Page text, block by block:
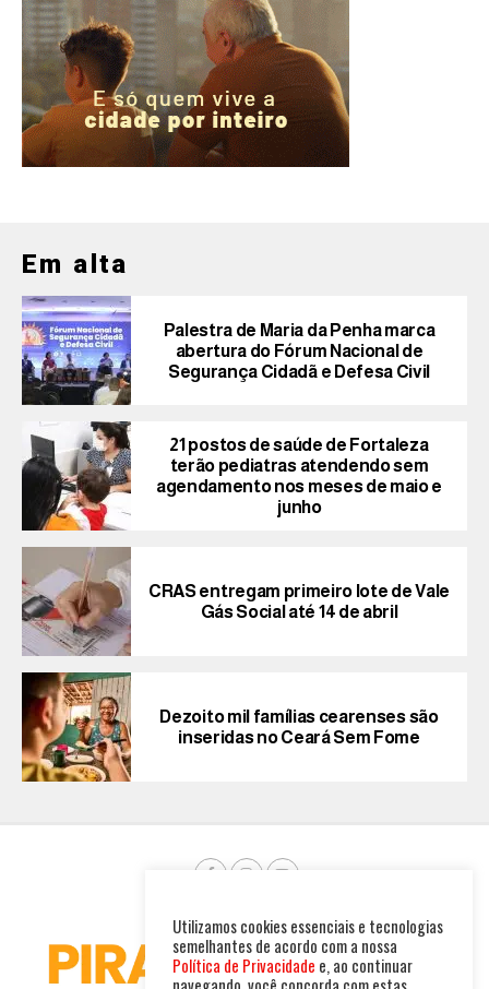
Em alta
Palestra de Maria da Penha marca
abertura do Fórum Nacional de
Segurança Cidadã e Defesa Civil
21 postos de saúde de Fortaleza
terão pediatras atendendo sem
agendamento nos meses de maio e
junho
CRAS entregam primeiro lote de Vale
Gás Social até 14 de abril
Dezoito mil famílias cearenses são
inseridas no Ceará Sem Fome
Utilizamos cookies essenciais e tecnologias
semelhantes de acordo com a nossa
Política de Privacidade e, ao continuar